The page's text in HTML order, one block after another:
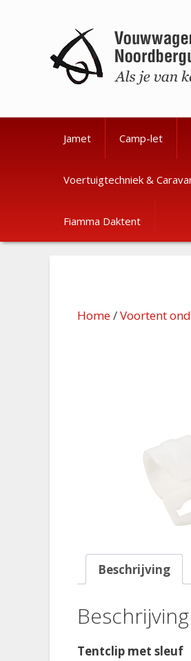
Jamet Camp-let
Voertuigtechniek &
Fiamma Daktent
Home/Voortent
Beschrijving
Beschrijving
Tentclip met sleuf